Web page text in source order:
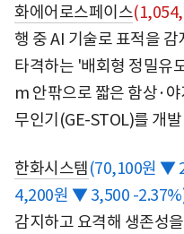
화에어로스페이스
행 중 AI 기술로 표적을
타격하는 '배회형 정밀유
m 안팎으로 짧은 함상·
무인기(GE-STOL)를 개
한화시스템(70,100원 ▼
4,200원 ▼ 3,500 -
감지하고 요격해 생존성